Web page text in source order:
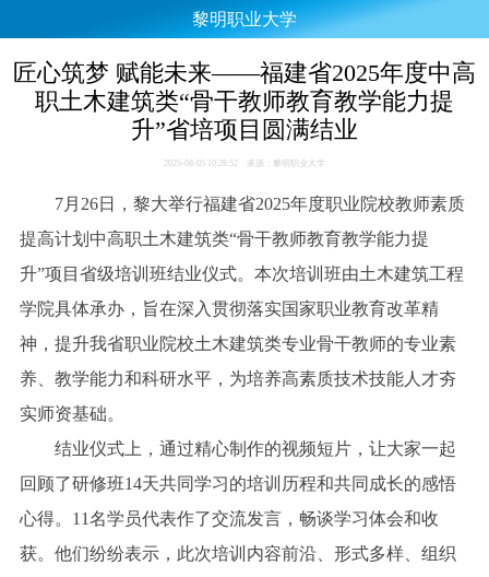
黎明职业大学
匠心筑梦 赋能未来——福建省2025年度中高
职土木建筑类“骨干教师教育教学能力提
升”省培项目圆满结业
2025-08-05 10:28:52 来源：黎明职业大学
7月26日，黎大举行福建省2025年度职业院校教师素质
提高计划中高职土木建筑类“骨干教师教育教学能力提
升”项目省级培训班结业仪式。本次培训班由土木建筑工程
学院具体承办，旨在深入贯彻落实国家职业教育改革精
神，提升我省职业院校土木建筑类专业骨干教师的专业素
养、教学能力和科研水平，为培养高素质技术技能人才夯
实师资基础。
结业仪式上，通过精心制作的视频短片，让大家一起
回顾了研修班14天共同学习的培训历程和共同成长的感悟
心得。11名学员代表作了交流发言，畅谈学习体会和收
获。他们纷纷表示，此次培训内容前沿、形式多样、组织